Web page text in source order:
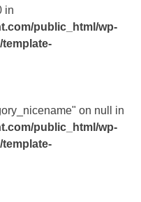
in
public_html/wp-
on null in
public_html/wp-